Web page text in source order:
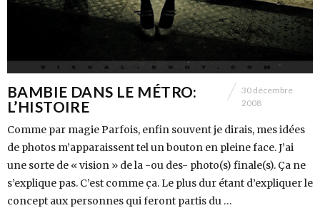
BAMBIE DANS LE MÉTRO:
L’HISTOIRE
30 décembre
2008
Comme par magie Parfois, enfin souvent je dirais, mes idées
de photos m’apparaissent tel un bouton en pleine face. J’ai
une sorte de « vision » de la -ou des- photo(s) finale(s). Ça ne
s’explique pas. C’est comme ça. Le plus dur étant d’expliquer le
concept aux personnes qui feront partis du …